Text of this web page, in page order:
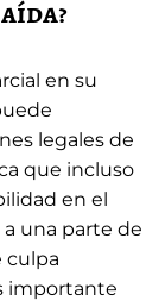
en su
legales de
que incluso
en el
una parte de
culpa
importante